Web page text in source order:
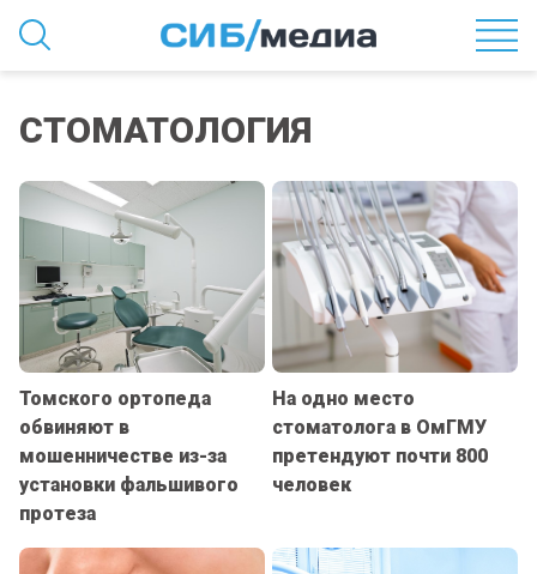
СТОМАТОЛОГИЯ
Томского ортопеда
обвиняют в
мошенничестве из-за
установки фальшивого
протеза
На одно место
стоматолога в ОмГМУ
претендуют почти 800
человек